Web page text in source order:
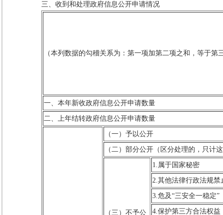
三、收到和处理政府信息公开申请情况
（本列数据的勾稽关系为：第一项加第二项之和，等于第
一、本年新收政府信息公开申请数量
二、上年结转政府信息公开申请数量
（一）予以公开
（二）部分公开（区分处理的，只计
（三）不予公
1.属于国家秘密
2.其他法律行政法规禁
3.危及“三安全一稳定”
4.保护第三方合法权益